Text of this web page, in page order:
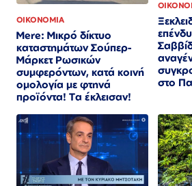
ΟΙΚΟΝΟΜΙΑ
Mere: Μικρό δίκτυο
καταστημάτων Σούπερ-
Μάρκετ Ρωσικών
συμφερόντων, κατά κοινή
ομολογία με φτηνά
προϊόντα! Τα έκλεισαν!
στο